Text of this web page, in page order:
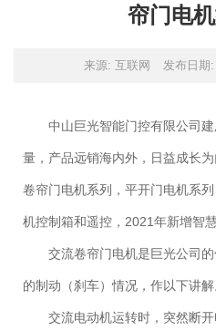
帘门电机
来源: 互联网 发布日期
中山巨光智能门控有限公司
量，产品远销海内外，日益成长
卷帘门电机系列，平开门电机系
机控制箱和遥控，2021年新增智
交流卷帘门电机是巨光公司
的制动（刹车）情况，作以下讲解
交流电动机运转时，突然断